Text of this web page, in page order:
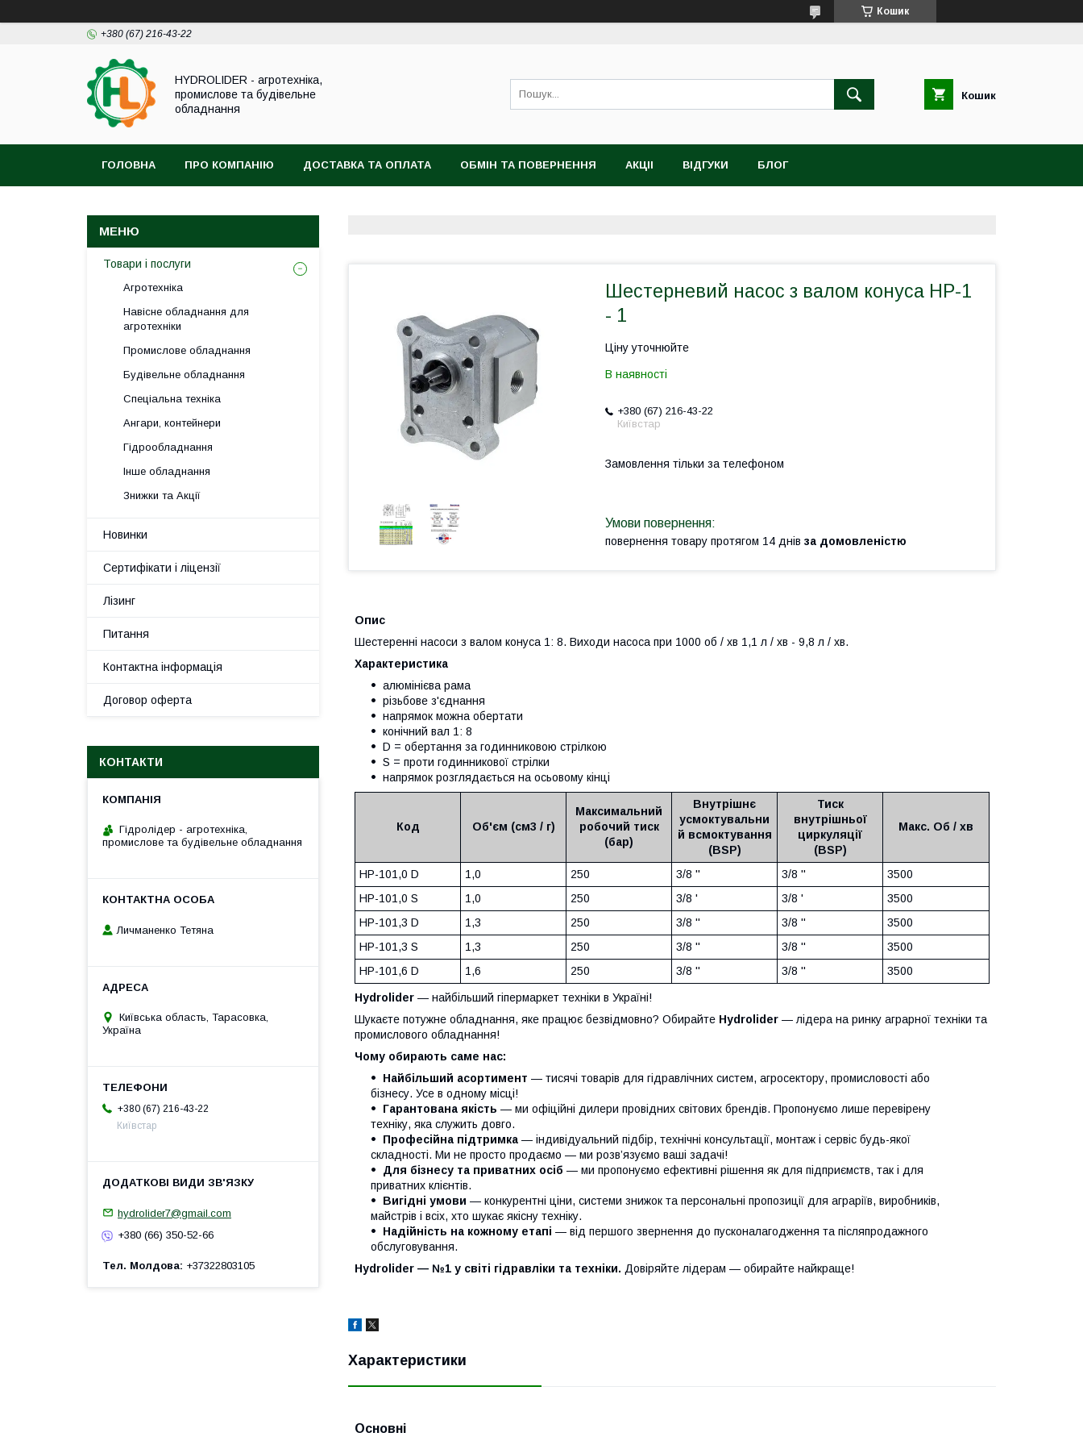
Кошик
+380 (67) 216-43-22
HYDROLIDER - агротехніка,
промислове та будівельне
обладнання
Кошик
ГОЛОВНА ПРО КОМПАНІЮ ДОСТАВКА ТА ОПЛАТА ОБМІН ТА ПОВЕРНЕННЯ АКЦІІ ВІДГУКИ БЛОГ
Шестерневий насос з валом конуса HP-1
- 1
Ціну уточнюйте
В наявності
+380 (67) 216-43-22
Київстар
Замовлення тільки за телефоном
повернення товару протягом 14 днів за домовленістю
Опис
Шестеренні насоси з валом конуса 1: 8. Виходи насоса при 1000 об / хв 1,1 л / хв - 9,8 л / хв.
Характеристика
алюмінієва рама
різьбове з'єднання
напрямок можна обертати
конічний вал 1: 8
D = обертання за годинниковою стрілкою
S = проти годинникової стрілки
напрямок розглядається на осьовому кінці
Код Об'єм (см3 / г)
Максимальний
робочий тиск
(бар)
Внутрішнє
усмоктувальни
й всмоктування
(BSP)
Тиск
внутрішньої
циркуляції
(BSP)
Макс. Об / хв
HP-101,0 D 1,0 250 3/8 '' 3/8 ''
3500
HP-101,0 S
1,0 250 3/8 ' 3/8 '
3500
HP-101,3 D
1,3 250 3/8 '' 3/8 ''
3500
HP-101,3 S
1,3 250 3/8 '' 3/8 ''
3500
HP-101,6 D
1,6 250 3/8 '' 3/8 '' 3500
Hydrolider — найбільший гіпермаркет техніки в Україні!
Шукаєте потужне обладнання, яке працює безвідмовно? Обирайте Hydrolider — лідера на ринку аграрної техніки та
промислового обладнання!
Чому обирають саме нас:
Найбільший асортимент — тисячі товарів для гідравлічних систем, агросектору, промисловості або
бізнесу. Усе в одному місці!
Гарантована якість — ми офіційні дилери провідних світових брендів. Пропонуємо лише перевірену
техніку, яка служить довго.
Професійна підтримка — індивідуальний підбір, технічні консультації, монтаж і сервіс будь-якої
складності. Ми не просто продаємо — ми розв’язуємо ваші задачі!
Для бізнесу та приватних осіб — ми пропонуємо ефективні рішення як для підприємств, так і для
приватних клієнтів.
Вигідні умови — конкурентні ціни, системи знижок та персональні пропозиції для аграріїв, виробників,
майстрів і всіх, хто шукає якісну техніку.
Надійність на кожному етапі — від першого звернення до пусконалагодження та післяпродажного
обслуговування.
Hydrolider — №1 у світі гідравліки та техніки. Довіряйте лідерам — обирайте найкраще!
Характеристики
Основні
Товари і послуги
Агротехніка
Навісне обладнання для
агротехніки
Промислове обладнання
Будівельне обладнання
Спеціальна техніка
Ангари, контейнери
Гідрообладнання
Інше обладнання
Знижки та Акції
Новинки
Сертифікати і ліцензії
Лізинг
Питання
Контактна інформація
Договор оферта
КОНТАКТИ
Гідролідер - агротехніка,
промислове та будівельне обладнання
Личманенко Тетяна
Київська область, Тарасовка,
Україна
+380 (67) 216-43-22
Київстар
hydrolider7@gmail.com
+380 (66) 350-52-66
Тел. Молдова +37322803105